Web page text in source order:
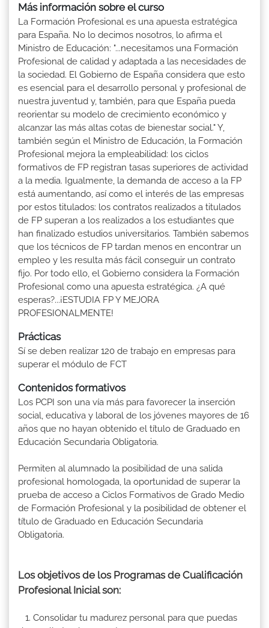
Más información sobre el curso
La Formación Profesional es una apuesta estratégica
para España. No lo decimos nosotros, lo afirma el
Ministro de Educación: "...necesitamos una Formación
Profesional de calidad y adaptada a las necesidades de
la sociedad. El Gobierno de España considera que esto
es esencial para el desarrollo personal y profesional de
nuestra juventud y, también, para que España pueda
reorientar su modelo de crecimiento económico y
alcanzar las más altas cotas de bienestar social." Y,
también según el Ministro de Educación, la Formación
Profesional mejora la empleabilidad: los ciclos
formativos de FP registran tasas superiores de actividad
a la media. Igualmente, la demanda de acceso a la FP
está aumentando, así como el interés de las empresas
por estos titulados: los contratos realizados a titulados
de FP superan a los realizados a los estudiantes que
han finalizado estudios universitarios. También sabemos
que los técnicos de FP tardan menos en encontrar un
empleo y les resulta más fácil conseguir un contrato
fijo. Por todo ello, el Gobierno considera la Formación
Profesional como una apuesta estratégica. ¿A qué
esperas?...¡ESTUDIA FP Y MEJORA
PROFESIONALMENTE!
Prácticas
Sí se deben realizar 120 de trabajo en empresas para
superar el módulo de FCT
Contenidos formativos
Los PCPI son una vía más para favorecer la inserción
social, educativa y laboral de los jóvenes mayores de 16
años que no hayan obtenido el título de Graduado en
Educación Secundaria Obligatoria.
Permiten al alumnado la posibilidad de una salida
profesional homologada, la oportunidad de superar la
prueba de acceso a Ciclos Formativos de Grado Medio
de Formación Profesional y la posibilidad de obtener el
título de Graduado en Educación Secundaria
Obligatoria.
Los objetivos de los Programas de Cualificación
Profesional Inicial son:
1. Consolidar tu madurez personal para que puedas